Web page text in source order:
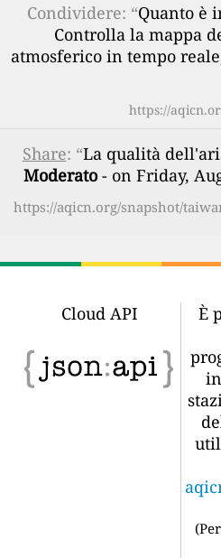
Condividere: “Quanto è
Controlla la mappa
atmosferico in tempo
https://
Share: “La qualità
Moderato- on Friday,
https://aqicn.org/snapshot/
Cloud API
È
(